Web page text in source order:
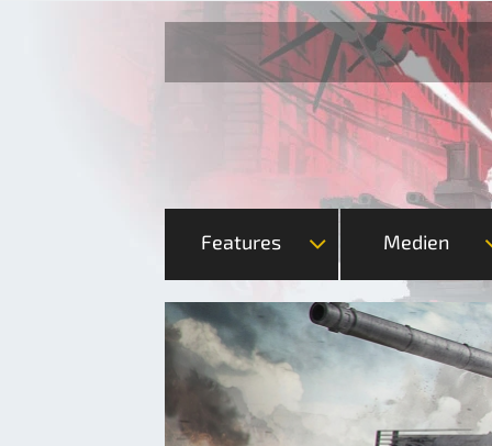
Features Medien